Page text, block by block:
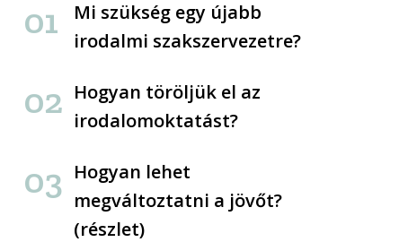
Mi szükség egy újabb
irodalmi szakszervezetre?
Hogyan töröljük el az
irodalomoktatást?
Hogyan lehet
megváltoztatni a jövőt?
(részlet)